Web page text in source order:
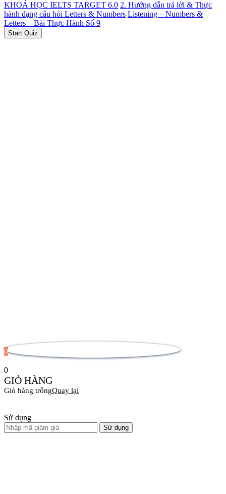
KHOÁ HỌC IELTS TARGET 6.0 2. Hướng dẫn trả lời & Thực
hành dạng câu hỏi Letters & Numbers Listening – Numbers &
Letters – Bài Thực Hành Số 9
0
0
GIỎ HÀNG
Giỏ hàng trốngQuay lại
Sử dụng
Sử dụng